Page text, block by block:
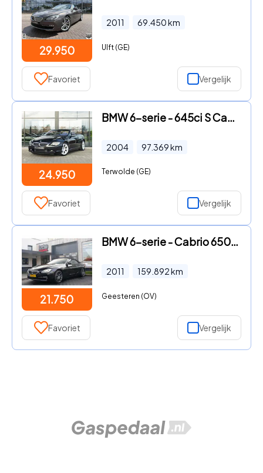
29.950
2011 69.450km
Ulft (GE)
Favoriet Vergelijk
24.950
BMW 6-serie - 645ci S Cabriolet Automaat
2004 97.369km
Terwolde (GE)
Favoriet Vergelijk
21.750
BMW 6-serie - Cabrio 650i Leder, Camera, Navi
2011 159.892km
Geesteren (OV)
Favoriet Vergelijk